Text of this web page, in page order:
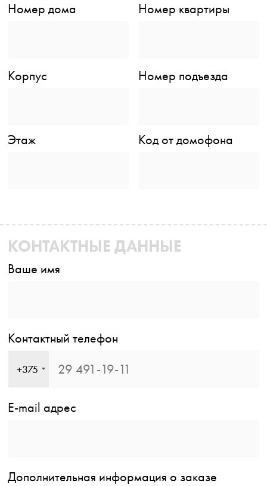
Номер дома Номер квартиры
Корпус Номер подъезда
Этаж Код от домофона
КОНТАКТНЫЕ ДАННЫЕ
Ваше имя
Контактный телефон
+375
E-mail адрес
Дополнительная информация о заказе